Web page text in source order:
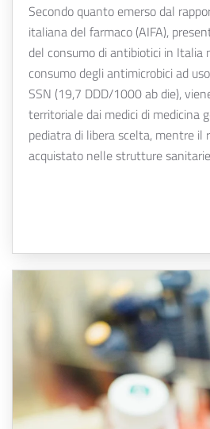
Secondo quanto emerso dal
italiana del farmaco (AIFA),
del consumo di antibiotici in Italia
consumo degli antimicrobici ad
SSN (19,7 DDD/1000 ab die),
territoriale dai medici di medicina
pediatra di libera scelta, mentre il
acquistato nelle strutture